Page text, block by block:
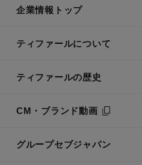
企業情報トップ
ティファールについて
ティファールの歴史
CM・ブランド動画
グループセブジャパン